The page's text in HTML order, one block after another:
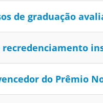
de graduação
do Prêmio